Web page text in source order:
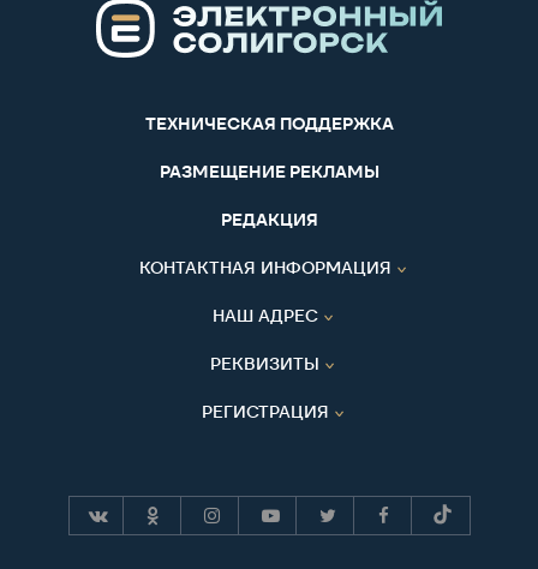
ТЕХНИЧЕСКАЯ ПОДДЕРЖКА
РАЗМЕЩЕНИЕ РЕКЛАМЫ
РЕДАКЦИЯ
КОНТАКТНАЯ ИНФОРМАЦИЯ
НАШ АДРЕС
РЕКВИЗИТЫ
РЕГИСТРАЦИЯ